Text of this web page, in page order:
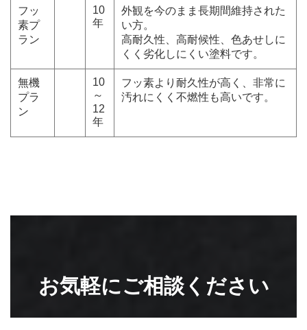
フッ
素プ
ラン
10
年
外観を今のまま長期間維持された
い方。
高耐久性、高耐候性、色あせしに
くく劣化しにくい塗料です。
無機
プラ
ン
10
～
12
年
フッ素より耐久性が高く、非常に
汚れにくく不燃性も高いです。
お気軽にご相談ください